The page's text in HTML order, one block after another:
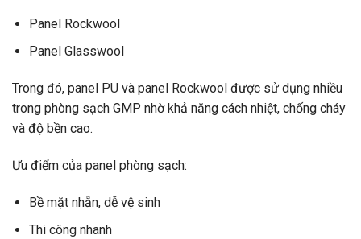
Panel Rockwool
Panel Glasswool
Trong đó, panel PU và panel Rockwool được sử dụng nhiều
trong phòng sạch GMP nhờ khả năng cách nhiệt, chống cháy
và độ bền cao.
Ưu điểm của panel phòng sạch:
Bề mặt nhẵn, dễ vệ sinh
Thi công nhanh